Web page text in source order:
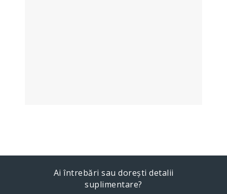
Ai întrebări sau dorești detalii
suplimentare?